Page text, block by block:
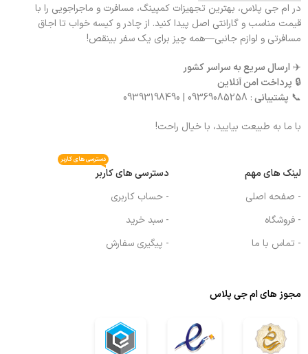
در ام جی پلاس، بهترین تجهیزات کمپینگ، مسافرت و ماجراجویی را با
قیمت مناسب و گارانتی اصل پیدا کنید. از چادر و کیسه خواب تا اجاق
مسافرتی و لوازم جانبی—همه چیز برای یک سفر بینقص!
✈️ ارسال سریع به سراسر کشور
🔒 پرداخت امن آنلاین
📞 پشتیبانی: 09369085258 | 09393198490
با ما به طبیعت بیایید، با خیال راحت!
لینک های مهم
- صفحه اصلی
- فروشگاه
- تماس با ما
دسترسی های کاربر
دسترسی های کاربر
- حساب کاربری
- سبد خرید
- پیگیری سفارش
مجوز های ام جی پلاس